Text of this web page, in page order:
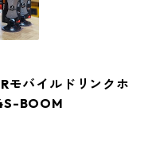
バイルドリンクホ
BOOM